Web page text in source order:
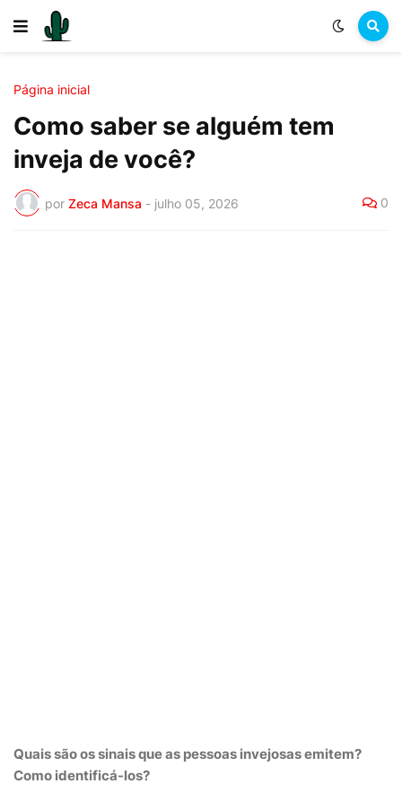
Página inicial
Como saber se alguém tem
inveja de você?
por Zeca Mansa - julho 05, 2026 0
Quais são os sinais que as pessoas invejosas emitem?
Como identificá-los?